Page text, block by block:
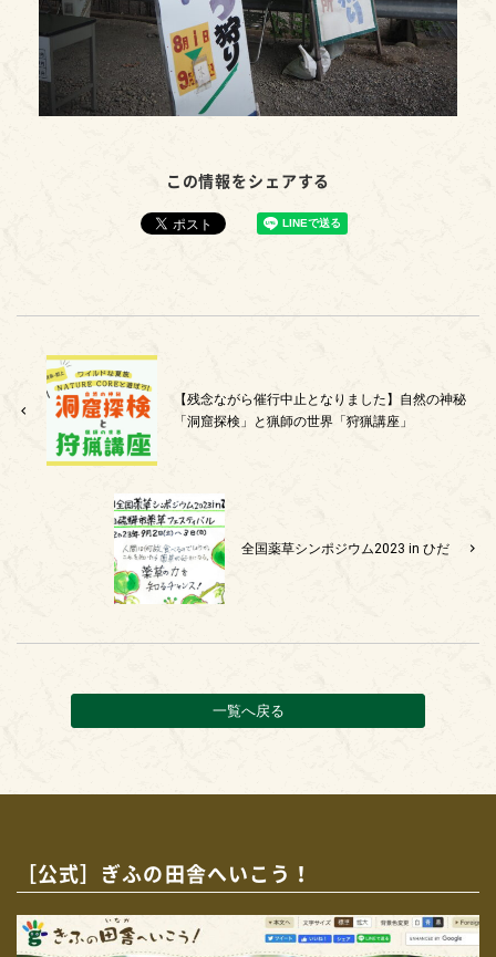
この情報をシェアする
【残念ながら催行中止となりました】自然の神秘
「洞窟探検」と猟師の世界「狩猟講座」
全国薬草シンポジウム2023 in ひだ
一覧へ戻る
［公式］ぎふの田舎へいこう！